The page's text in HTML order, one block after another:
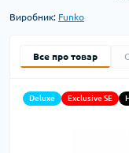
Виробник: Funko
Все про товар
Deluxe Exclusive SE